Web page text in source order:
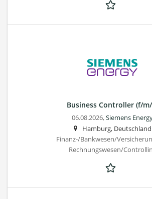
Business Controller (f/
06.08.2026,Siemens
Hamburg, Deutschland
Finanz-/Bankwesen/
Rechnungswesen/